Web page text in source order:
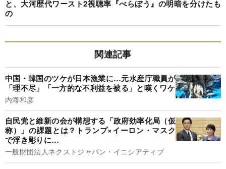
と、大河歴代ワースト2視聴率『べらぼう』の明暗を分けたも
の
関連記事
中国・韓国のツケが日本漁業に…元水産庁職員が
「理不尽」「一方的な不利益を被る」と嘆くワケ
内海和彦
自民党と維新の会が構想する「政府効率化局（仮
称）」の課題とは？トランプ×イーロン・マスク
で浮き彫りに…
一般財団法人ネクストジャパン・イニシアティブ